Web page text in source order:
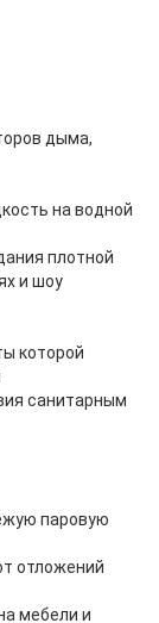
дыма,
на водной
плотной
и шоу
которой
санитарным
паровую
отложений
мебели и